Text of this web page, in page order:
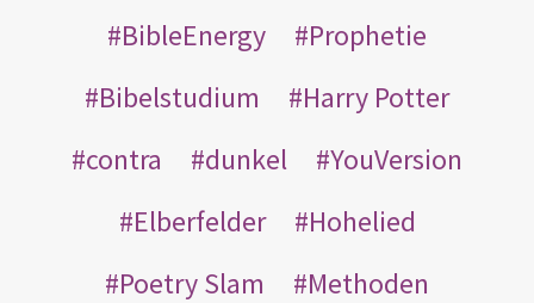
BibleEnergy
Prophetie
Bibelstudium
Harry Potter
contra
dunkel
YouVersion
Elberfelder
Hohelied
Poetry Slam
Methoden